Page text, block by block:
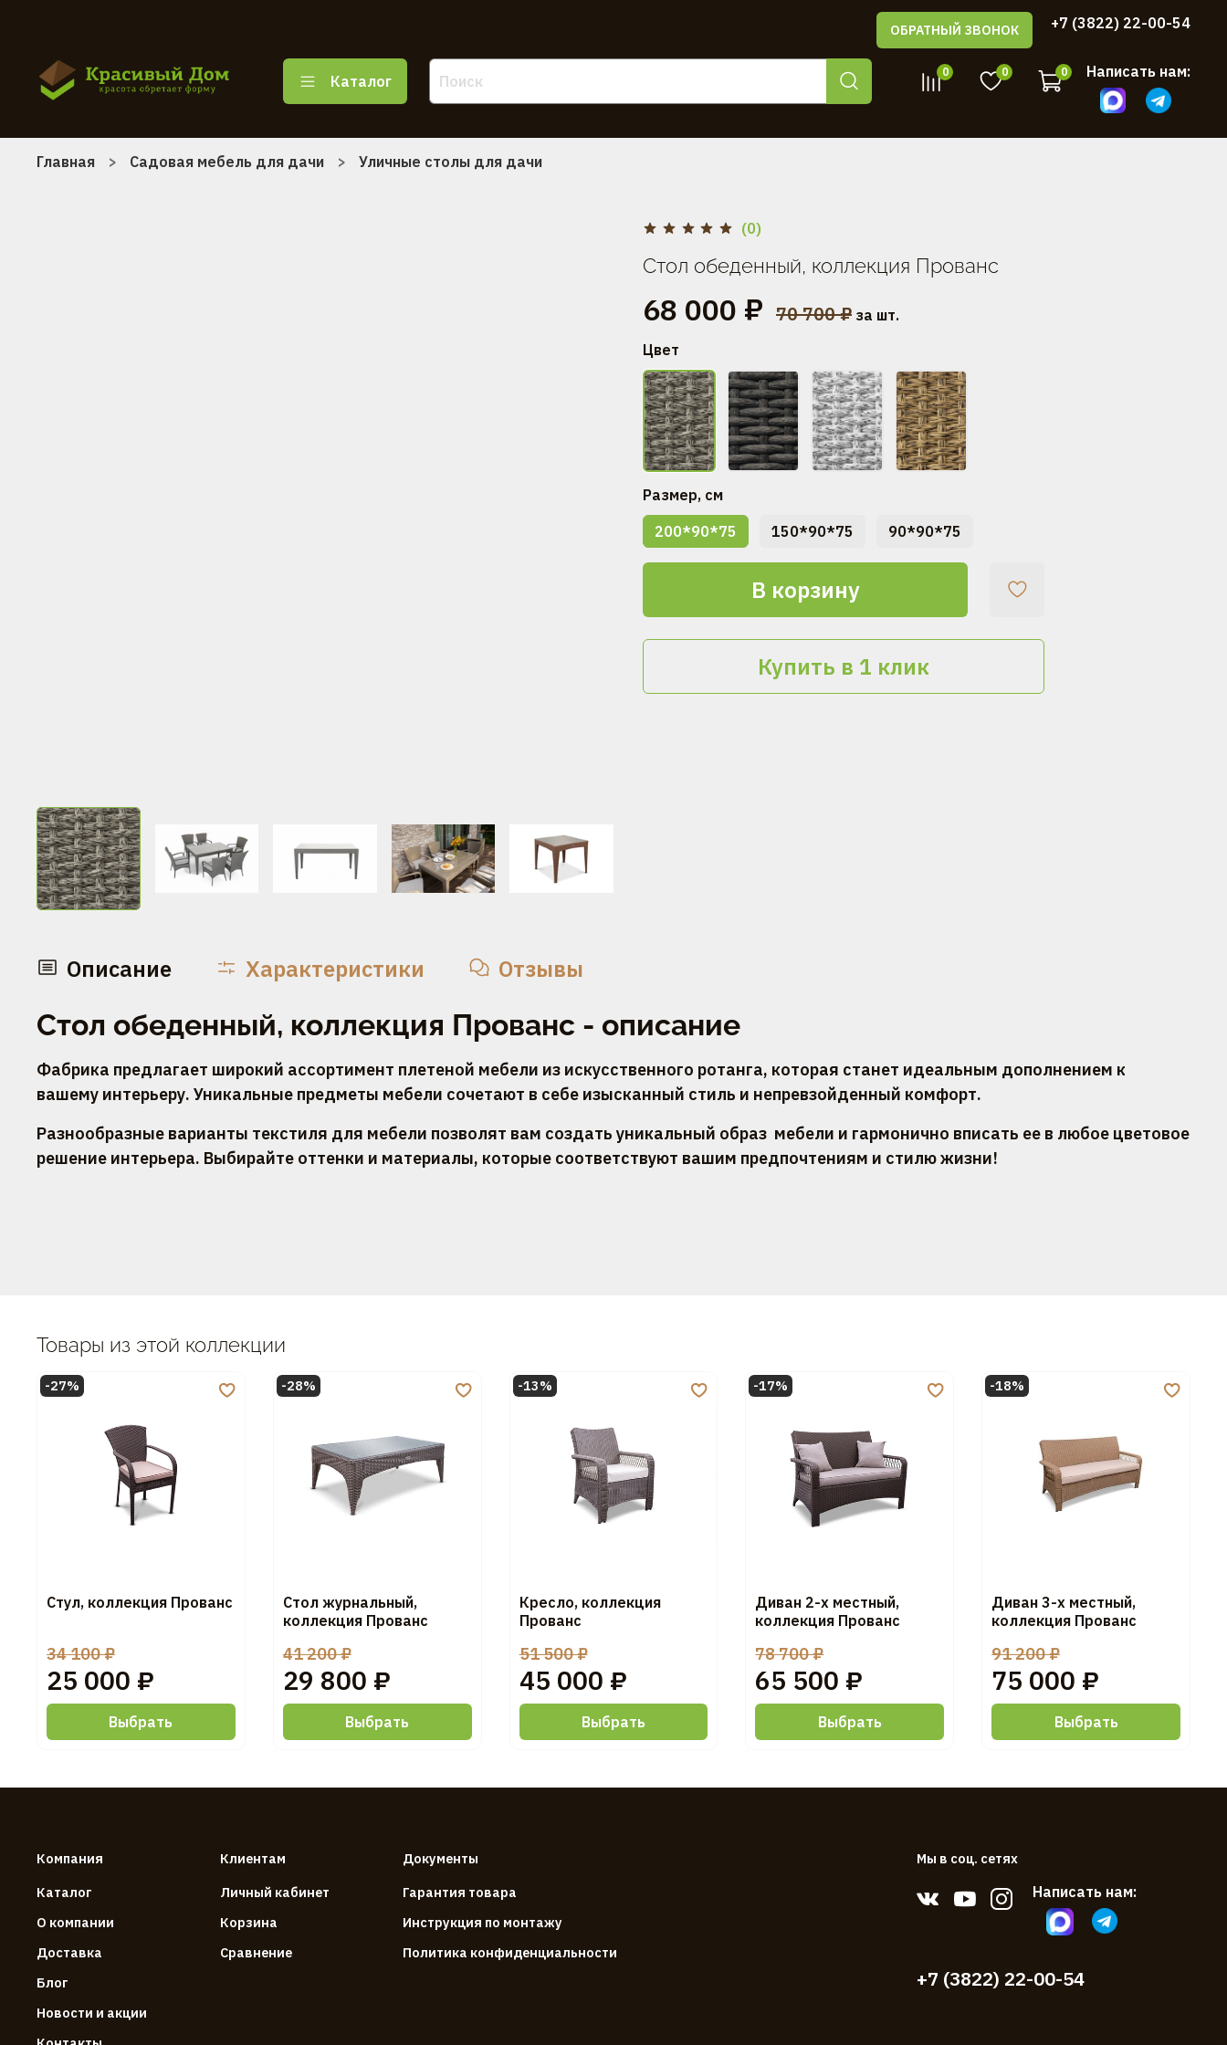
ОБРАТНЫЙ ЗВОНОК +7 (3822) 22-00-54
Каталог
0 0 0 Написать нам:
Главная Садовая мебель для дачи Уличные столы для дачи
(0)
Стол обеденный, коллекция Прованс
68 000 ₽ 70 700 ₽ за шт.
В корзину
Купить в 1 клик
Цвет
Размер, см
200*90*75 150*90*75 90*90*75
Описание Характеристики Отзывы
Стол обеденный, коллекция Прованс - описание
Фабрика предлагает широкий ассортимент плетеной мебели из искусственного ротанга, которая станет идеальным дополнением к
вашему интерьеру. Уникальные предметы мебели сочетают в себе изысканный стиль и непревзойденный комфорт.
Разнообразные варианты текстиля для мебели позволят вам создать уникальный образ мебели и гармонично вписать ее в любое цветовое
решение интерьера. Выбирайте оттенки и материалы, которые соответствуют вашим предпочтениям и стилю жизни!
Товары из этой коллекции
-27%
Стул, коллекция Прованс
34 100 ₽
25 000 ₽
Выбрать
-28%
Стол журнальный,
коллекция Прованс
41 200 ₽
29 800 ₽
Выбрать
-13%
Кресло, коллекция
Прованс
51 500 ₽
45 000 ₽
Выбрать
-17%
Диван 2-х местный,
коллекция Прованс
78 700 ₽
65 500 ₽
Выбрать
-18%
Диван 3-х местный,
коллекция Прованс
91 200 ₽
75 000 ₽
Выбрать
Компания
Каталог
О компании
Доставка
Блог
Новости и акции
Клиентам
Личный кабинет
Корзина
Сравнение
Документы
Гарантия товара
Инструкция по монтажу
Политика конфиденциальности
Мы в соц. сетях
Написать нам:
+7 (3822) 22-00-54